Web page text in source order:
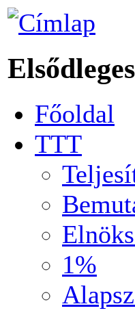
Főoldal
TTT
1%